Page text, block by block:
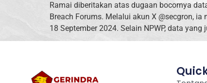
Ramai diberitakan atas dugaan bocornya
Breach Forums. Melalui akun X @secgron,
18 September 2024. Selain NPWP, data